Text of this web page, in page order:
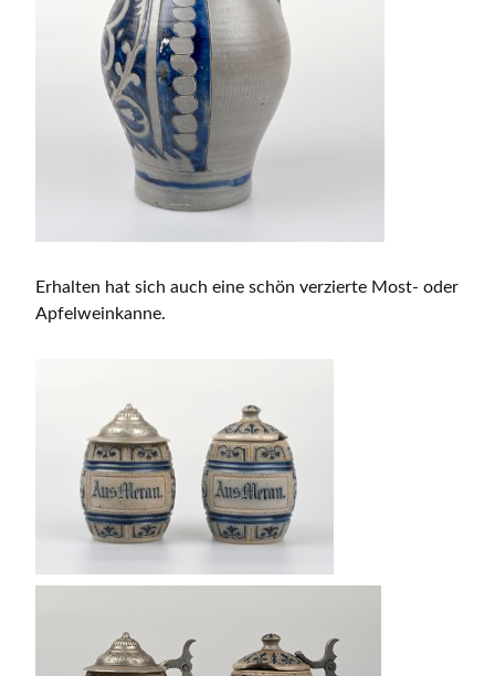
Erhalten hat sich auch eine schön verzierte Most- oder
Apfelweinkanne.